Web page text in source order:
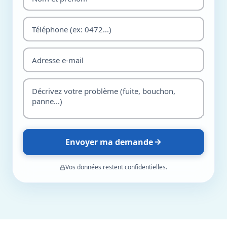
Envoyer ma demande
Vos données restent confidentielles.